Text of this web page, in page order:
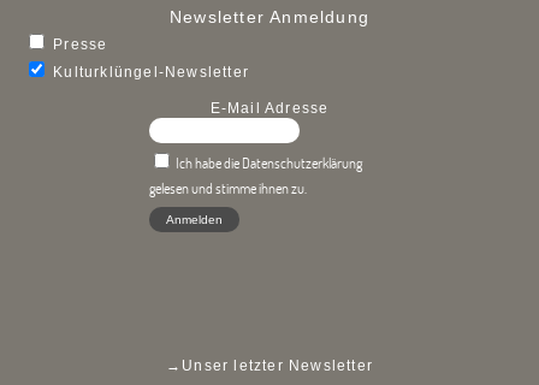
Newsletter Anmeldung
Presse
Kulturklüngel-Newsletter
E-Mail Adresse
Ich habe die Datenschutzerklärung
gelesen und stimme ihnen zu.
→ Unser letzter Newsletter